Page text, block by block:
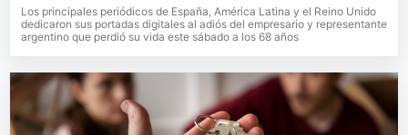
Los principales periódicos de España, América Latina y el Reino Unido
dedicaron sus portadas digitales al adiós del empresario y representante
argentino que perdió su vida este sábado a los 68 años